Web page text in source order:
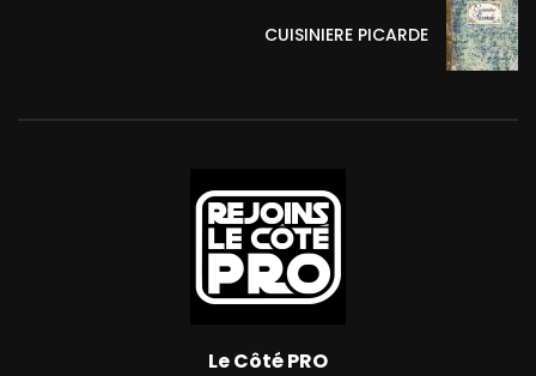
CUISINIERE PICARDE
Le Côté PRO